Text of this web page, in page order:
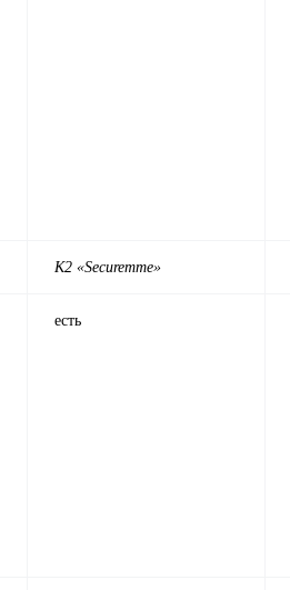
К2 «Securemme»
есть